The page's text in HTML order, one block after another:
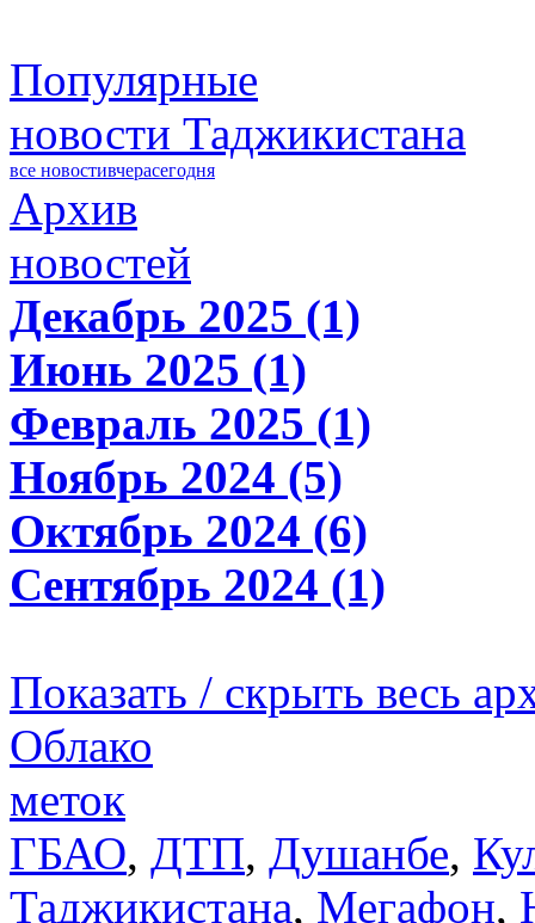
Популярные
новости Таджикистана
все новостивчерасегодня
Архив
новостей
Декабрь 2025 (1)
Июнь 2025 (1)
Февраль 2025 (1)
Ноябрь 2024 (5)
Октябрь 2024 (6)
Сентябрь 2024 (1)
Показать / скрыть весь
Облако
меток
ГБАО, ДТП, Душанбе,
Таджикистана, Мегафон,